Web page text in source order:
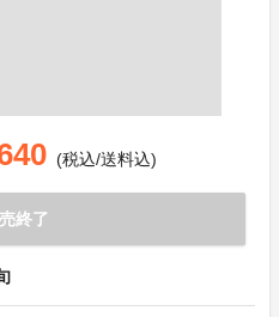
(税込/送料込)
終了